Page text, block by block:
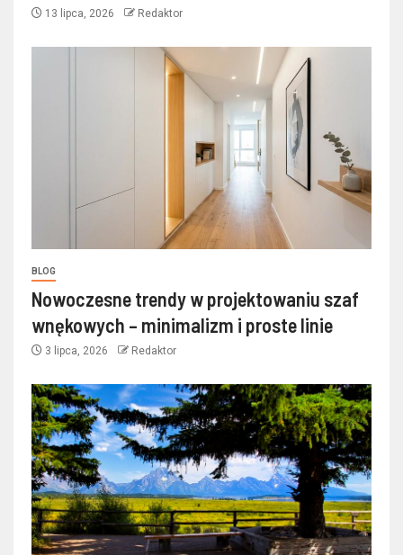
13 lipca, 2026 Redaktor
BLOG
Nowoczesne trendy w projektowaniu szaf
wnękowych – minimalizm i proste linie
3 lipca, 2026 Redaktor